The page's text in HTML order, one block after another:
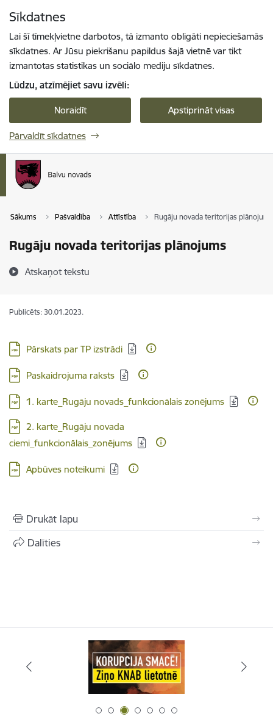
Sīkdatnes
Lai šī tīmekļvietne darbotos, tā izmanto obligāti nepieciešamās
sīkdatnes. Ar Jūsu piekrišanu papildus šajā vietnē var tikt
izmantotas statistikas un sociālo mediju sīkdatnes.
Lūdzu, atzīmējiet savu izvēli:
Noraidīt Apstiprināt visas
Pārvaldīt sīkdatnes
Sākums Pašvaldība Attīstība Rugāju novada teritorijas plānojums
Rugāju novada teritorijas plānojums
Atskaņot tekstu
Publicēts: 30.01.2023.
Lejupielādēt:
Pārskats par TP izstrādi
Lejupielādēt:
Paskaidrojuma raksts
Lejupielādēt:
1. karte_Rugāju novads_funkcionālais zonējums
Lejupielādēt:
2. karte_Rugāju novada
ciemi_funkcionālais_zonējums
Lejupielādēt:
Apbūves noteikumi
Drukāt lapu
Dalīties